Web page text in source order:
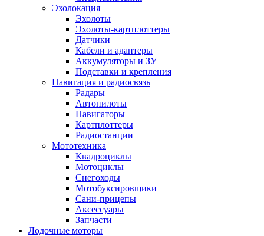
Эхолокация
Эхолоты
Эхолоты-картплоттеры
Датчики
Кабели и адаптеры
Аккумуляторы и ЗУ
Подставки и крепления
Навигация и радиосвязь
Радары
Автопилоты
Навигаторы
Картплоттеры
Радиостанции
Мототехника
Квадроциклы
Мотоциклы
Снегоходы
Мотобуксировщики
Сани-прицепы
Аксессуары
Запчасти
Лодочные моторы